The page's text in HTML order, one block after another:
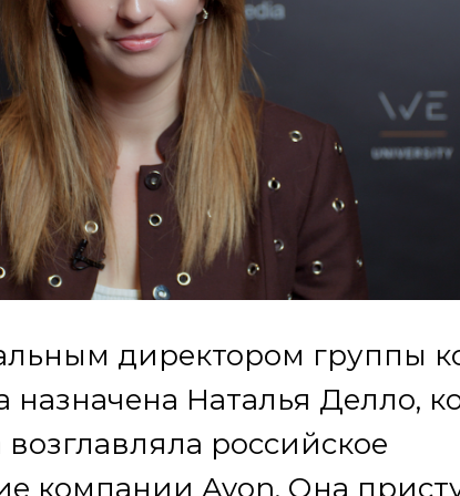
директором группы
назначена Наталья Делло,
возглавляла российское
компании Avon. Она